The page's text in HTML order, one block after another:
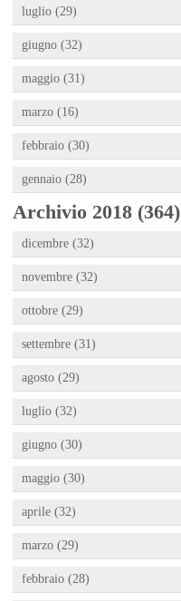
luglio (29)
giugno (32)
maggio (31)
marzo (16)
febbraio (30)
gennaio (28)
Archivio 2018 (364)
dicembre (32)
novembre (32)
ottobre (29)
settembre (31)
agosto (29)
luglio (32)
giugno (30)
maggio (30)
aprile (32)
marzo (29)
febbraio (28)